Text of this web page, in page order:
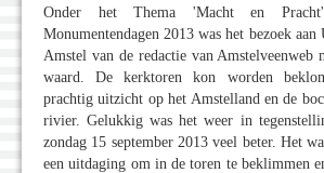
Onder het Thema 'Macht en
Monumentendagen 2013 was het bezoek aan
Amstel van de redactie van Amstelveenweb
waard. De kerktoren kon worden
prachtig uitzicht op het Amstelland en de
rivier. Gelukkig was het weer in
zondag 15 september 2013 veel beter. Het
een uitdaging om in de toren te beklimmen